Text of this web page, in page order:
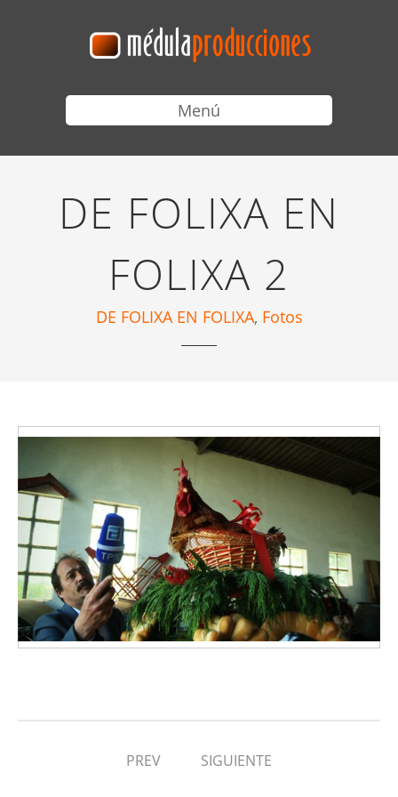
Menú
DE FOLIXA EN
FOLIXA 2
DE FOLIXA EN FOLIXA, Fotos
PREV SIGUIENTE